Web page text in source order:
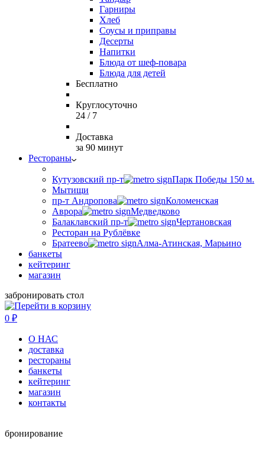
Гарниры
Хлеб
Соусы и приправы
Десерты
Напитки
Блюда от шеф-повара
Блюда для детей
Бесплатно
Круглосуточно
24 / 7
Доставка
за 90 минут
Рестораны
Кутузовский пр-т
Парк Победы 150 м.
Мытищи
пр-т Андропова
Коломенская
Аврора
Медведково
Балаклавский пр-т
Чертановская
Ресторан на Рублёвке
Братеево
Алма-Атинская, Марьино
банкеты
кейтеринг
магазин
забронировать стол
0 ₽
О НАС
доставка
рестораны
банкеты
кейтеринг
магазин
контакты
бронирование